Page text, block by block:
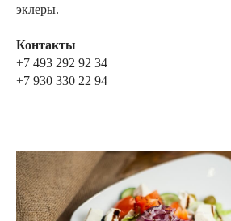
эклеры.
Контакты
+7 493 292 92 34
+7 930 330 22 94